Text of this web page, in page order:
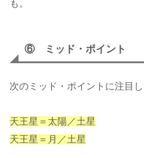
も。
⑥ ミッド・ポイント
次のミッド・ポイントに注目し
天王星＝太陽／土星
天王星＝月／土星